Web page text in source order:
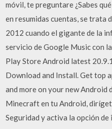
móvil, te preguntare ¿Sabes
en resumidas cuentas, se trata
2012 cuando el gigante de la
servicio de Google Music con
Play Store Android latest
Download and Install. Get top
and more on your new Android
Minecraft en tu Android,
Seguridad y activa la opción